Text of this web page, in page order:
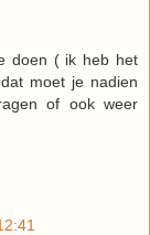
doen ( ik heb het
moet je nadien
of ook weer